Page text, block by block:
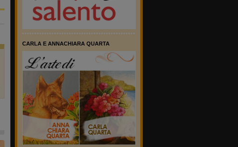
CARLA E ANNACHIARA QUARTA